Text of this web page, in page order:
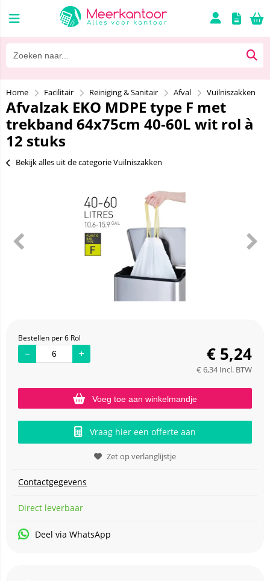
Home Facilitair Reiniging & Sanitair Afval Vuilniszakken
Afvalzak EKO MDPE type F met
trekband 64x75cm 40-60L wit rol à
12 stuks
Bekijk alles uit de categorie Vuilniszakken
Bestellen per 6 Rol
€ 5,24
€ 6,34 Incl. BTW
Voeg toe aan winkelmandje
Vraag hier een offerte aan
Zet op verlanglijstje
Contactgegevens
Direct leverbaar
Deel via WhatsApp